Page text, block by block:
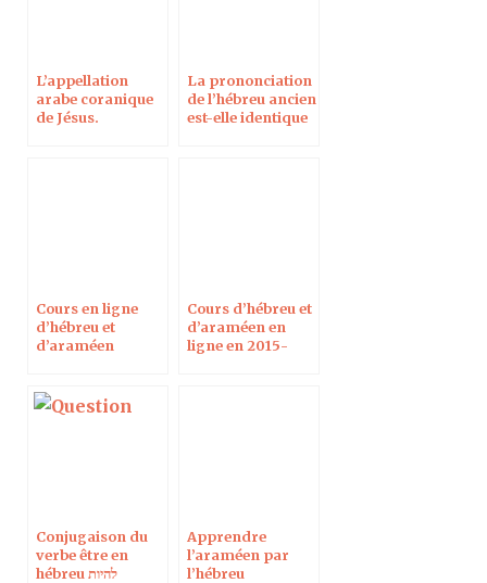
L’appellation
arabe coranique
de Jésus.
La prononciation
de l’hébreu ancien
est-elle identique
Cours en ligne
d’hébreu et
d’araméen
Cours d’hébreu et
d’araméen en
ligne en 2015-
Conjugaison du
verbe être en
hébreu להיות
Apprendre
l’araméen par
l’hébreu